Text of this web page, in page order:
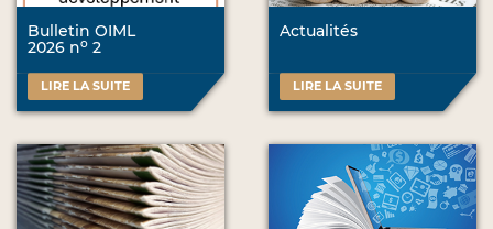
Bulletin OIML
2026 no 2
LIRE LA SUITE
Actualités
LIRE LA SUITE